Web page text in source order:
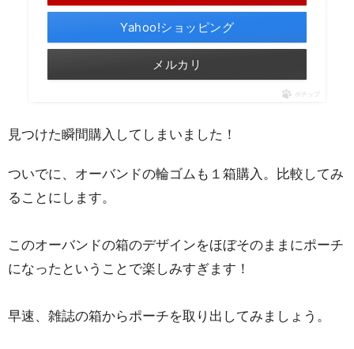
Yahoo!ショッピング
メルカリ
ポチップ
見つけた瞬間購入してしまいました！
ついでに、オーバンドの輪ゴムも１箱購入。比較してみ
ることにします。
このオーバンドの箱のデザインをほぼそのままにポーチ
になったということで楽しみすぎます！
早速、雑誌の箱からポーチを取り出してみましょう。